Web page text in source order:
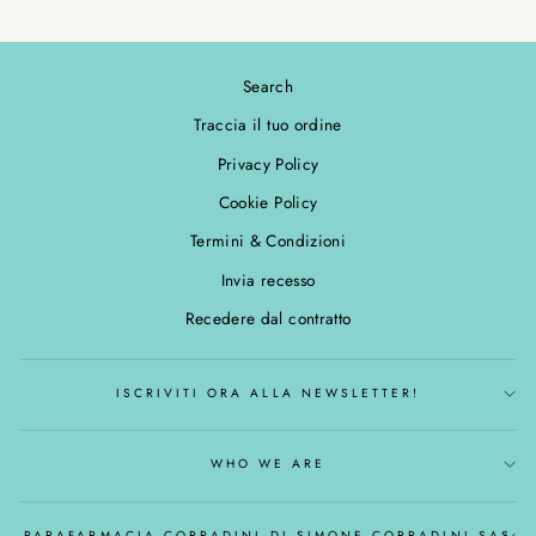
Search
Traccia il tuo ordine
Privacy Policy
Cookie Policy
Termini & Condizioni
Invia recesso
Recedere dal contratto
ISCRIVITI ORA ALLA NEWSLETTER!
WHO WE ARE